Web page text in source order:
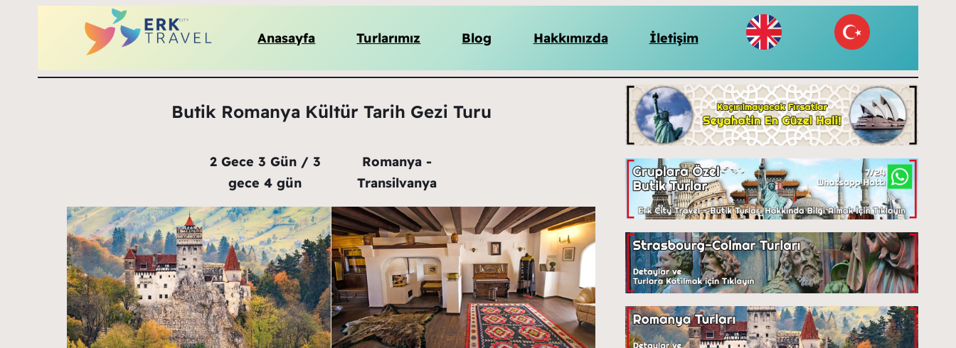
Anasayfa Turlarımız Blog Hakkımızda İletişim
Butik Romanya Kültür Tarih Gezi Turu
2 Gece 3 Gün / 3
gece 4 gün
Romanya -
Transilvanya